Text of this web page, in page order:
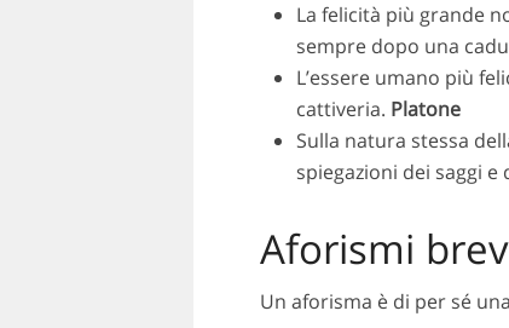
La felicità più grande
sempre dopo una
L’essere umano più
cattiveria. Platone
Sulla natura stessa
spiegazioni dei saggi
Aforismi
Un aforisma è di per sé